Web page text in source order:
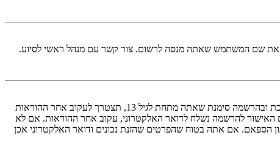
ראשית, בדוק את שם המשתמש והססמה שהזנת. אם הם נכונים, אז כנראה ואת מהדברים הבאים קרה. אם מערכת ה־COPPA פועלת במערכת ובהרשמה סימנת שאתה מתחת לגיל 13, תצטרך לעקוב אחר ההוראות
להרשמה נשלח לדואר האלקטרוני, עקוב אחר ההוראות. אם לא
הספאם. אם אתה בטוח שהפרטים שהזנת נכונים ודואר האלקטרוני אכן